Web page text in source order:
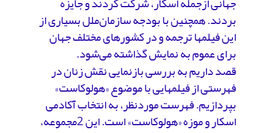
بردند. همچنین با بودجه سازمان‌ملل بسیاری از
این فیلم­ها ترجمه و در کشورهای مختلف جهان
برای عموم به نمایش گذاشته می‌شود.
قصد داریم به بررسی بازنمایی نقش زنان در
فهرستی از فیلم­هایی با موضوع «هولوکاست»
بپردازیم. فهرست موردنظر، به انتخاب آکادمی
اسکار و موزه «هولوکاست» است. این 2مجموعه،